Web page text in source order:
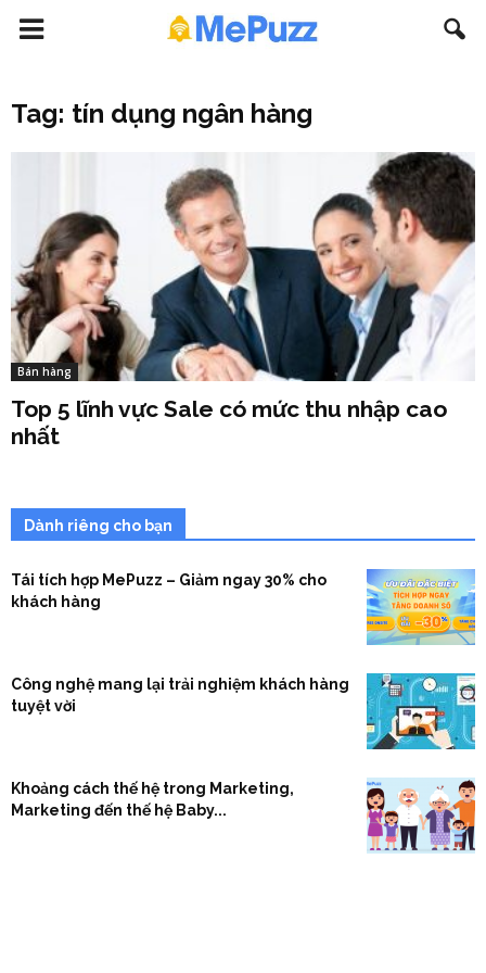
Tag: tín dụng ngân hàng
Bán hàng
Top 5 lĩnh vực Sale có mức thu nhập cao
nhất
Dành riêng cho bạn
Tái tích hợp MePuzz – Giảm ngay 30% cho
khách hàng
Công nghệ mang lại trải nghiệm khách hàng
tuyệt vời
Khoảng cách thế hệ trong Marketing,
Marketing đến thế hệ Baby...